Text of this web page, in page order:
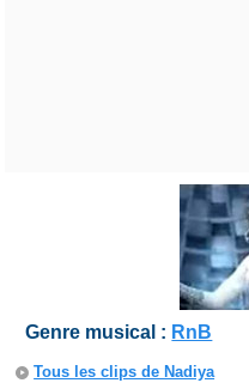
Genre musical : RnB
Tous les clips de Nadiya